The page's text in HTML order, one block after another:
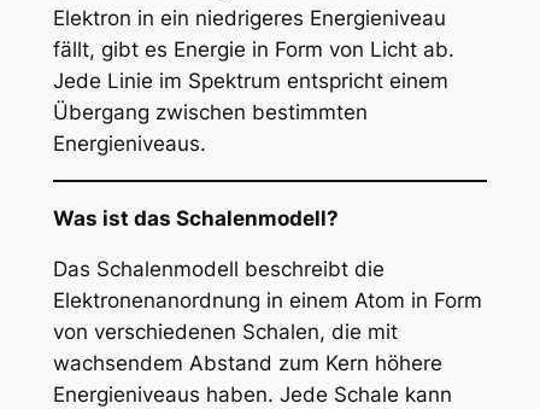
Elektron in ein niedrigeres Energieniveau
fällt, gibt es Energie in Form von Licht ab.
Jede Linie im Spektrum entspricht einem
Übergang zwischen bestimmten
Energieniveaus.
Was ist das Schalenmodell?
Das Schalenmodell beschreibt die
Elektronenanordnung in einem Atom in Form
von verschiedenen Schalen, die mit
wachsendem Abstand zum Kern höhere
Energieniveaus haben. Jede Schale kann